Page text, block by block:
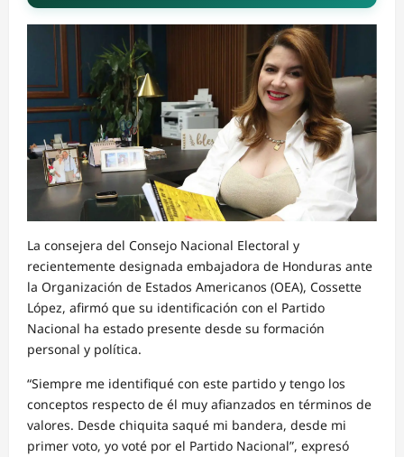
La consejera del Consejo Nacional Electoral y
recientemente designada embajadora de Honduras ante
la Organización de Estados Americanos (OEA), Cossette
López, afirmó que su identificación con el Partido
Nacional ha estado presente desde su formación
personal y política.
“Siempre me identifiqué con este partido y tengo los
conceptos respecto de él muy afianzados en términos de
valores. Desde chiquita saqué mi bandera, desde mi
primer voto, yo voté por el Partido Nacional”, expresó